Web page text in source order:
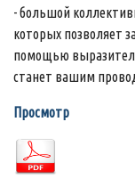
- большой
которых позволяет
помощью
станет вашим
Просмотр